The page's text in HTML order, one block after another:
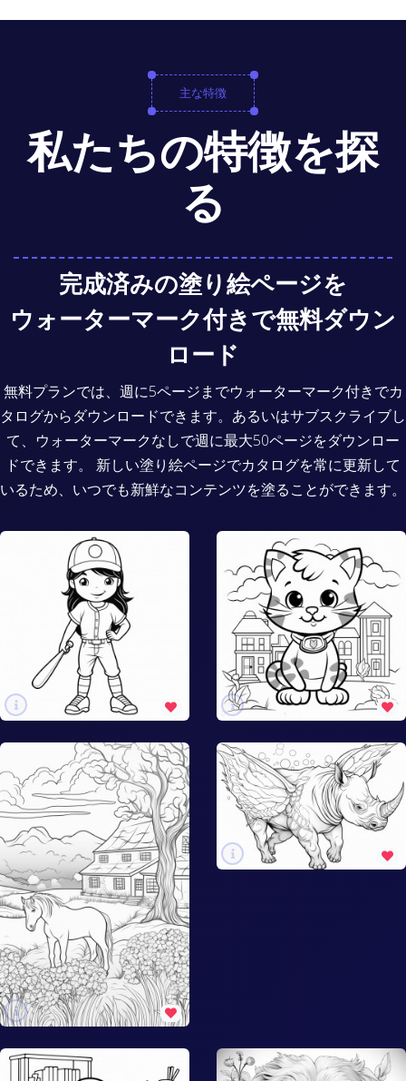
主な特徴
私たちの特徴を探
る
完成済みの塗り絵ページを
ウォーターマーク付きで無料ダウン
ロード
無料プランでは、週に5ページまでウォーターマーク付きでカ
タログからダウンロードできます。あるいはサブスクライブし
て、ウォーターマークなしで週に最大50ページをダウンロー
ドできます。 新しい塗り絵ページでカタログを常に更新して
いるため、いつでも新鮮なコンテンツを塗ることができます。